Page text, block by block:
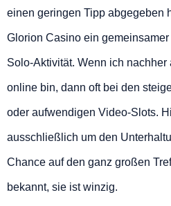
einen geringen Tipp abgegeben
Glorion Casino ein
Solo-Aktivität. Wenn ich
online bin, dann oft bei den
oder aufwendigen Video-Slots.
ausschließlich um den
Chance auf den ganz großen
bekannt, sie ist winzig.